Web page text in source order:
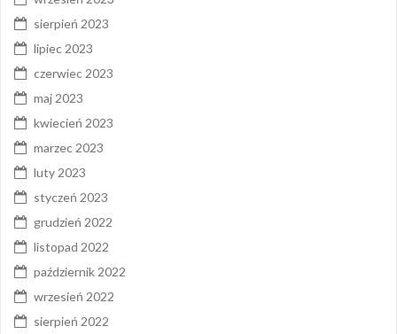
sierpień 2023
lipiec 2023
czerwiec 2023
maj 2023
kwiecień 2023
marzec 2023
luty 2023
styczeń 2023
grudzień 2022
listopad 2022
październik 2022
wrzesień 2022
sierpień 2022